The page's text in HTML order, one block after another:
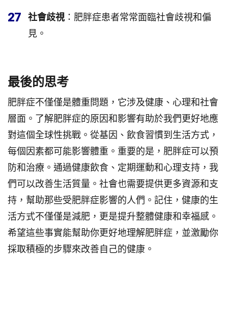
27 社會歧視：肥胖症患者常常面臨社會歧視和偏
見。
最後的思考
肥胖症不僅僅是體重問題，它涉及健康、心理和社會
層面。了解肥胖症的原因和影響有助於我們更好地應
對這個全球性挑戰。從基因、飲食習慣到生活方式，
每個因素都可能影響體重。重要的是，肥胖症可以預
防和治療。通過健康飲食、定期運動和心理支持，我
們可以改善生活質量。社會也需要提供更多資源和支
持，幫助那些受肥胖症影響的人們。記住，健康的生
活方式不僅僅是減肥，更是提升整體健康和幸福感。
希望這些事實能幫助你更好地理解肥胖症，並激勵你
採取積極的步驟來改善自己的健康。